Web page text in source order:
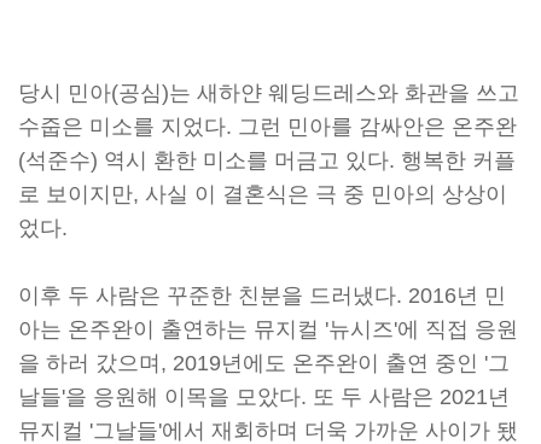
당시 민아(공심)는 새하얀 웨딩드레스와 화관을 쓰고
수줍은 미소를 지었다. 그런 민아를 감싸안은 온주완
(석준수) 역시 환한 미소를 머금고 있다. 행복한 커플
로 보이지만, 사실 이 결혼식은 극 중 민아의 상상이
었다.
이후 두 사람은 꾸준한 친분을 드러냈다. 2016년 민
아는 온주완이 출연하는 뮤지컬 '뉴시즈'에 직접 응원
을 하러 갔으며, 2019년에도 온주완이 출연 중인 '그
날들'을 응원해 이목을 모았다. 또 두 사람은 2021년
뮤지컬 '그날들'에서 재회하며 더욱 가까운 사이가 됐